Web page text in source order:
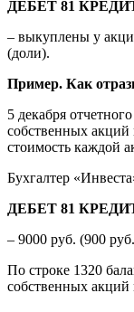
ДЕБЕТ 81 КРЕДИТ
– выкуплены у
(доли).
Пример. Как
5 декабря
собственных
стоимость каждой
Бухгалтер
ДЕБЕТ 81
– 9000 руб. (900
По строке 1320
собственных акций